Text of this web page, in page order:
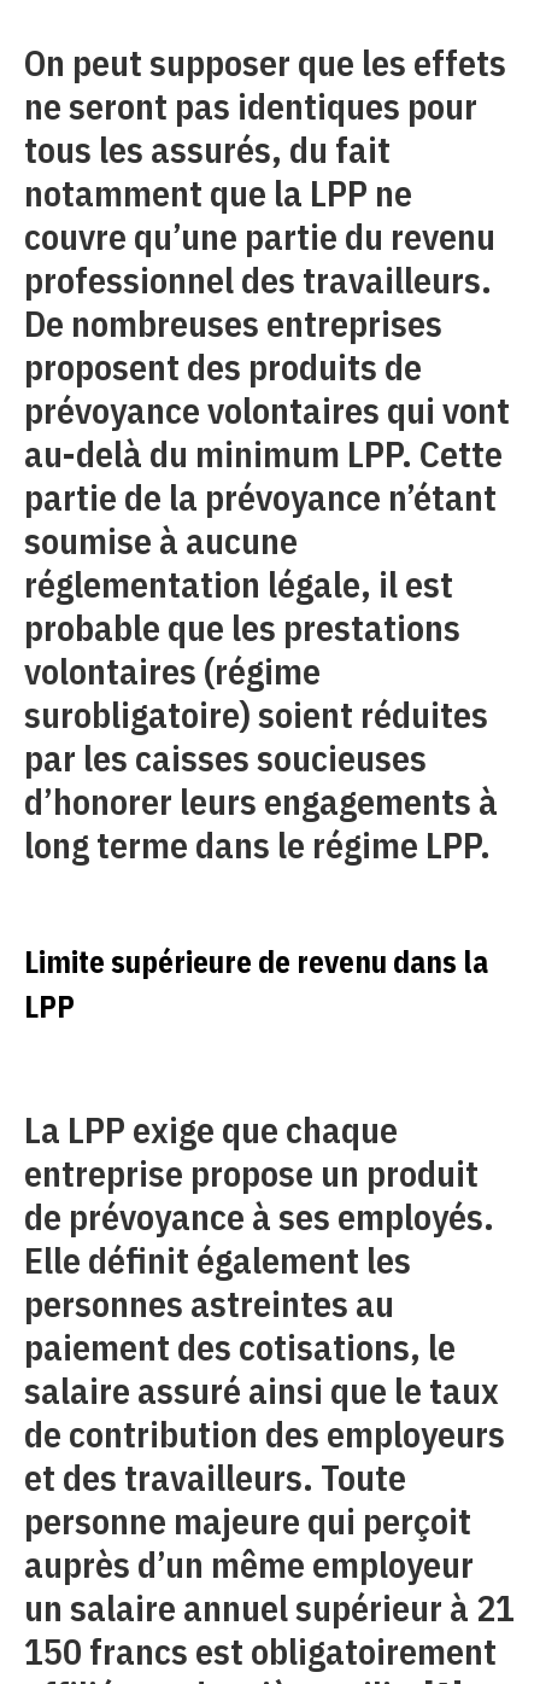
On peut supposer que les effets
ne seront pas identiques pour
tous les assurés, du fait
notamment que la LPP ne
couvre qu’une partie du revenu
professionnel des travailleurs.
De nombreuses entreprises
proposent des produits de
prévoyance volontaires qui vont
au-delà du minimum LPP. Cette
partie de la prévoyance n’étant
soumise à aucune
réglementation légale, il est
probable que les prestations
volontaires (régime
surobligatoire) soient réduites
par les caisses soucieuses
d’honorer leurs engagements à
long terme dans le régime LPP.
Limite supérieure de revenu dans la
LPP
La LPP exige que chaque
entreprise propose un produit
de prévoyance à ses employés.
Elle définit également les
personnes astreintes au
paiement des cotisations, le
salaire assuré ainsi que le taux
de contribution des employeurs
et des travailleurs. Toute
personne majeure qui perçoit
auprès d’un même employeur
un salaire annuel supérieur à 21
150 francs est obligatoirement